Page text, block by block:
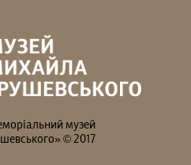
музей
© 2017